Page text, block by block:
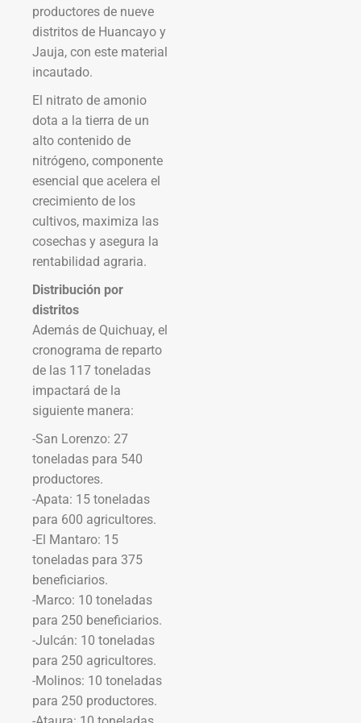
productores de nueve
distritos de Huancayo y
Jauja, con este material
incautado.
El nitrato de amonio
dota a la tierra de un
alto contenido de
nitrógeno, componente
esencial que acelera el
crecimiento de los
cultivos, maximiza las
cosechas y asegura la
rentabilidad agraria.
Distribución por
distritos
Además de Quichuay, el
cronograma de reparto
de las 117 toneladas
impactará de la
siguiente manera:
-San Lorenzo: 27
toneladas para 540
productores.
-Apata: 15 toneladas
para 600 agricultores.
-El Mantaro: 15
toneladas para 375
beneficiarios.
-Marco: 10 toneladas
para 250 beneficiarios.
-Julcán: 10 toneladas
para 250 agricultores.
-Molinos: 10 toneladas
para 250 productores.